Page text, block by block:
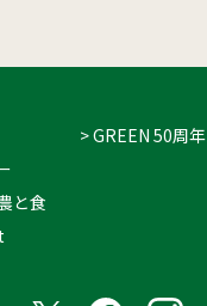
と食
> GREEN 50周